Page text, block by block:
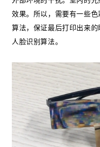
效果。所以，需要有一些
算法，保证最后打印出来
人脸识别算法。